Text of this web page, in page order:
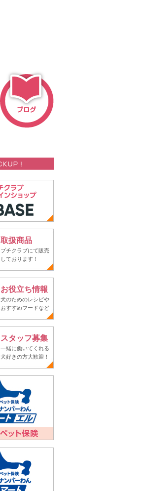
取扱商品
プチクラブにて販売
しております！
お役立ち情報
犬のためのレシピや
おすすめフードなど
スタッフ募集
一緒に働いてくれる
犬好きの方大歓迎！